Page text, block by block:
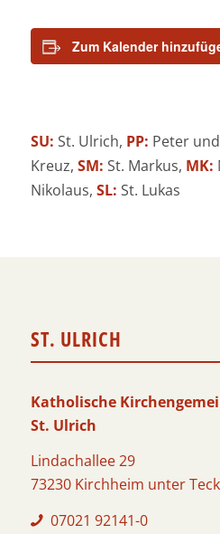
Zum Kalender
SU: St. Ulrich, PP: Peter
Kreuz, SM: St. Markus, MK:
Nikolaus, SL: St. Lukas
ST. ULRICH
Katholische
St. Ulrich
Lindachallee 29
73230 Kirchheim unter Teck
07021 92141-0